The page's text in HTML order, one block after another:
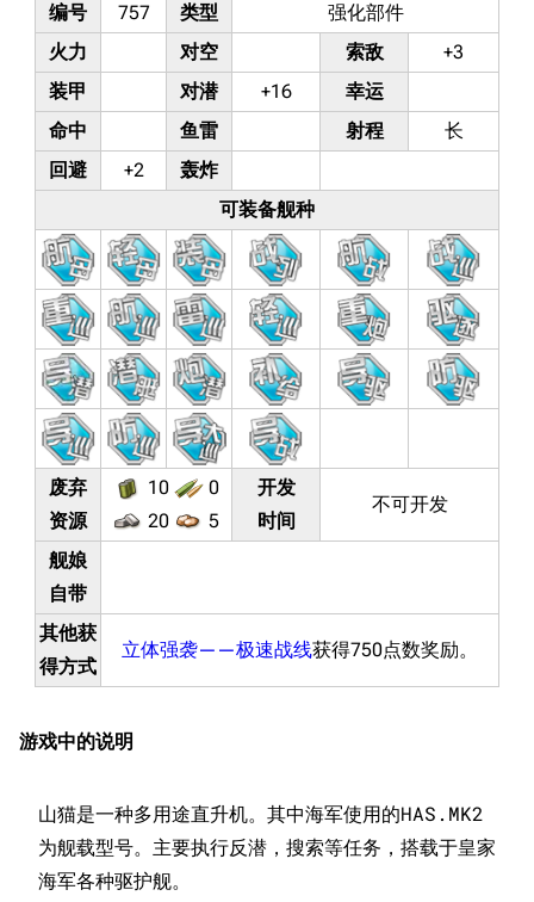
编号
757 类型
强化部件
火力
对空 索敌
+3
装甲
对潜 +16
幸运
命中
鱼雷 射程
长
回避
+2
轰炸
可装备舰种
废弃
资源
10
0
20
5
开发
时间
不可开发
舰娘
自带
其他获
得方式
立体强袭——极速战线获得750点数奖励。
游戏中的说明
山猫是一种多用途直升机。其中海军使用的HAS.MK2
为舰载型号。主要执行反潜，搜索等任务，搭载于皇家